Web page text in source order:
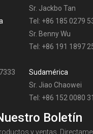
Sr. Jackbo Tan
Tel: +86 185 0279
Sr. Benny Wu
Tel: +86 191 1897
Sudamérica
Sr. Jiao Chaowei
Tel: +86 152 0080
Boletín
y ventas.